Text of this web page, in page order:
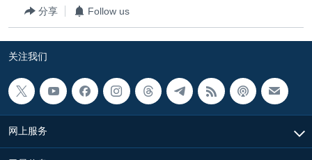
分享 Follow us
关注我们
网上服务